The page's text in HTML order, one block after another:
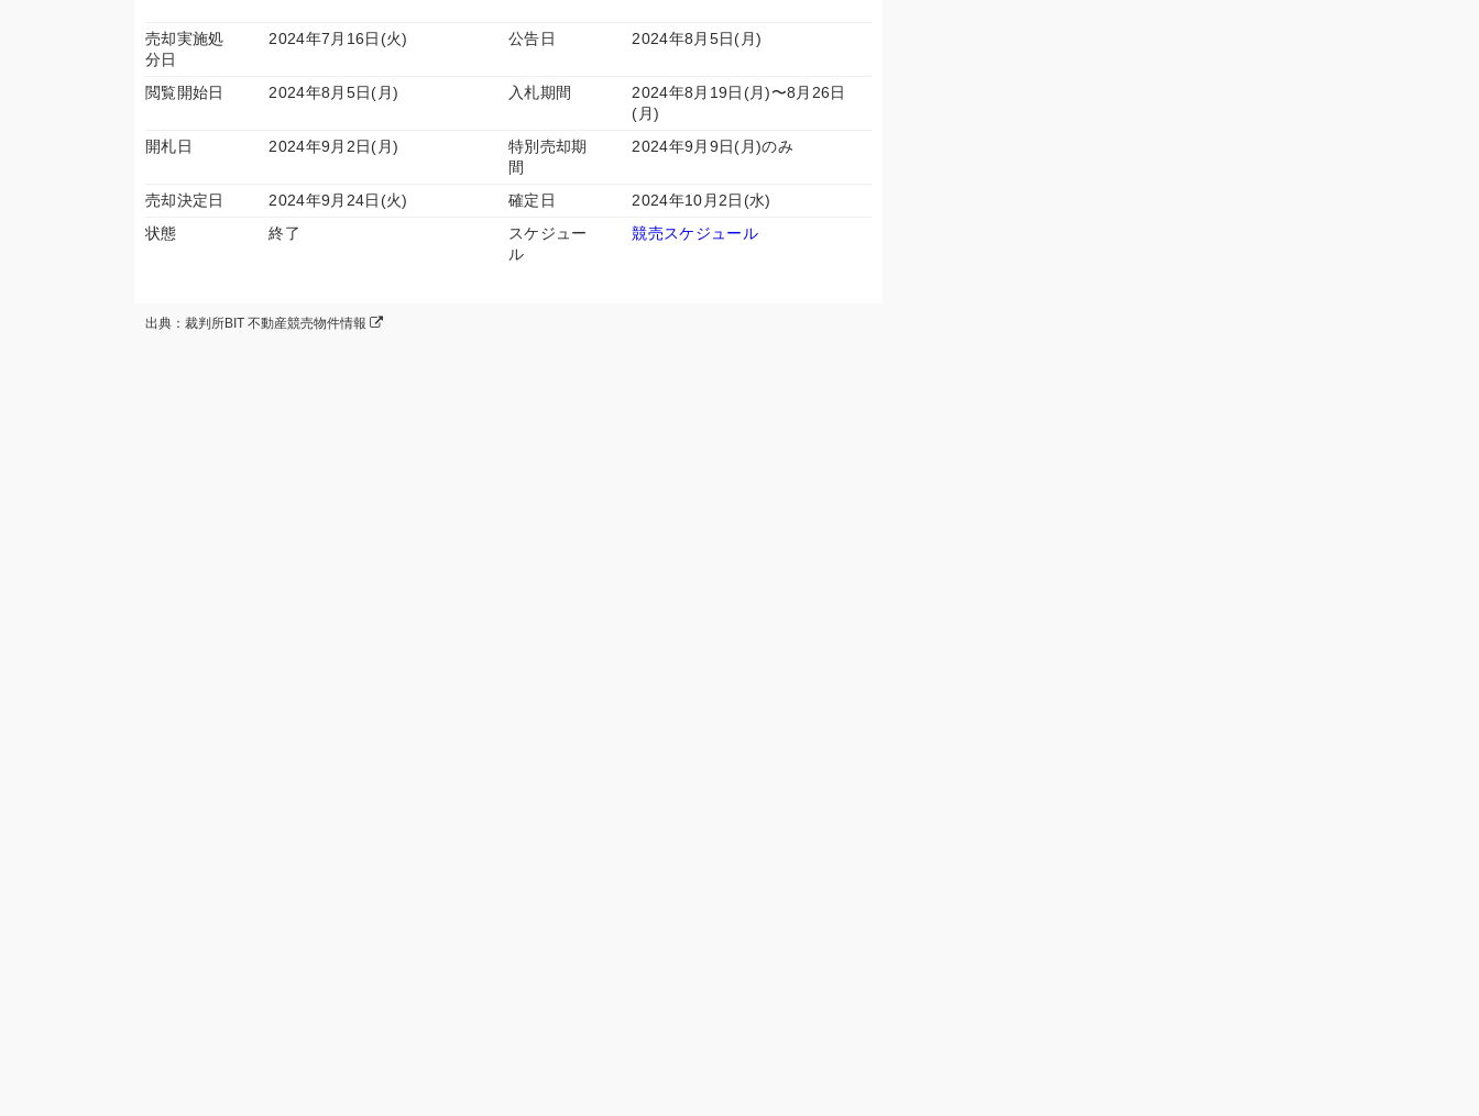
売却実施処
分日
2024年7月16日(火) 公告日 2024年8月5日(月)
閲覧開始日 2024年8月5日(月) 入札期間
2024年8月19日(月)〜8月26日
(月)
開札日
2024年9月2日(月)
特別売却期
間
2024年9月9日(月)のみ
売却決定日 2024年9月24日(火) 確定日
2024年10月2日(水)
状態
終了
スケジュー
ル
競売スケジュール
出典：裁判所BIT 不動産競売物件情報